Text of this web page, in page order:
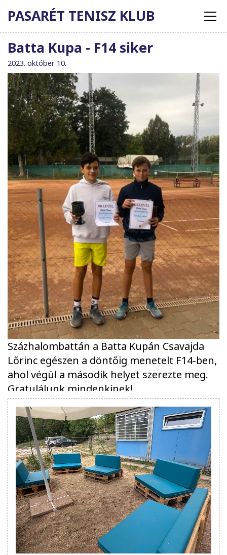
PASARÉT TENISZ KLUB
Batta Kupa - F14 siker
2023. október 10.
Százhalombattán a Batta Kupán Csavajda
Lőrinc egészen a döntőig menetelt F14-ben,
ahol végül a második helyet szerezte meg.
Gratulálunk mindenkinek!